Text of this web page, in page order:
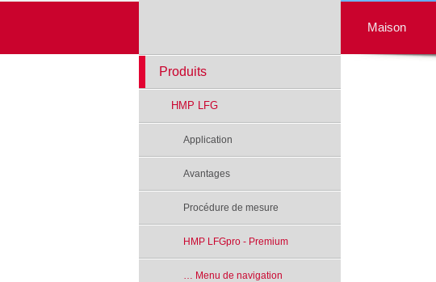
Maison
Produits
HMP LFG
Application
Avantages
Procédure de mesure
HMP LFGpro - Premium
… Menu de navigation